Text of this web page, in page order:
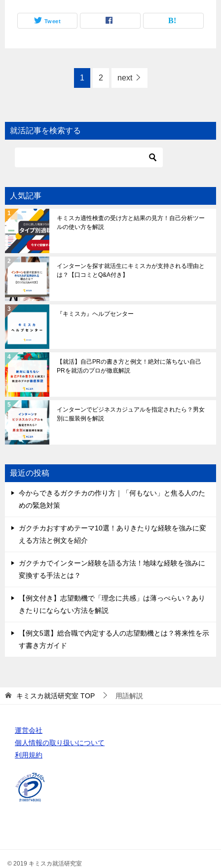
Tweet
1 2 next
就活記事を検索する
人気記事
キミスカ適性検査の受け方と結果の見方！自己分析ツー
ルの使い方を解説
インターンを探す就活生にキミスカが支持される理由と
は？【口コミとQ&A付き】
『キミスカ』ヘルプセンター
【就活】自己PRの書き方と例文！絶対に落ちない自己
PRを就活のプロが徹底解説
インターンでビジネスカジュアルを指定されたら？男女
別に服装例を解説
最近の投稿
今からできるガクチカの作り方｜「何もない」と焦る人のた
めの緊急対策
ガクチカおすすめテーマ10選！ありきたりな経験を強みに変
える方法と例文を紹介
ガクチカでインターン経験を語る方法！地味な経験を強みに
変換する手法とは？
【例文付き】志望動機で「理念に共感」は薄っぺらい？あり
きたりにならない方法を解説
【例文5選】総合職で内定する人の志望動機とは？将来性を示
す書き方ガイド
キミスカ就活研究室 TOP 用語解説
運営会社
個人情報の取り扱いについて
利用規約
© 2019 キミスカ就活研究室